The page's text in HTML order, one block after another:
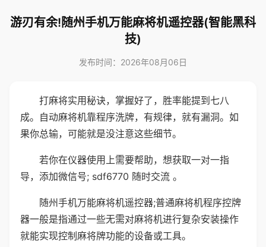
游刃有余!随州手机万能麻将机遥控器(智能黑科
技)
发布时间：2026年08月06日
打麻将实用秘诀，掌握好了，胜率能提到七八
成。自动麻将机靠程序洗牌，有规律，就有漏洞。如
果你总输，可能就是没注意这些细节。
若你在仪器使用上需要帮助，想获取一对一指
导，添加微信号; sdf6770 随时交流 。
随州手机万能麻将机遥控器;普通麻将机程序控牌
器一般是指通过一些无需对麻将机进行复杂安装操作
就能实现控制麻将牌功能的设备或工具。